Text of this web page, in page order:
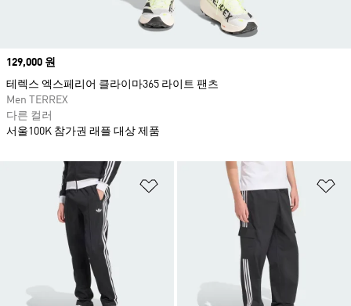
위시리스트 담기
Price
129,000 원
테렉스 엑스페리어 클라이마365 라이트 팬츠
Men TERREX
다른 컬러
서울100K 참가권 래플 대상 제품